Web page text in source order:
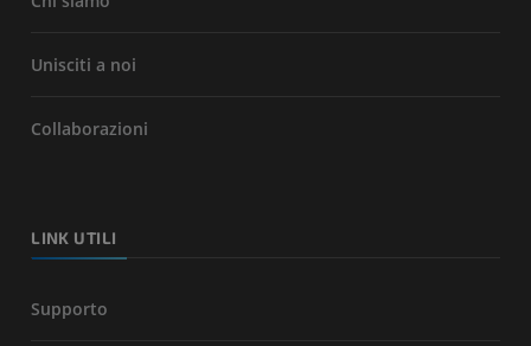
Unisciti a noi
Collaborazioni
LINK UTILI
Supporto